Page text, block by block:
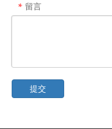
* 留言
提交